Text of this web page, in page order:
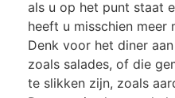
als u op het punt staat
heeft u misschien meer
Denk voor het diner
zoals salades, of die
te slikken zijn, zoals